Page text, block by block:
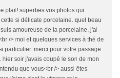
plait! superbes vos photos qui
si délicate porcelaine. quel beau
amoureuse de la porcelaine, j'ai
/> moi et quelques services à thé de
particulier. merci pour votre passage
hier soir j'avais coupé le son de mon
que vous<br /> aussi êtes